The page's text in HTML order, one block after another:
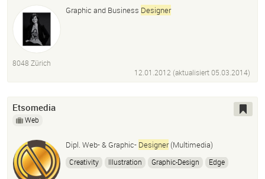
Graphic and Business Designer
8048 Zürich
12.01.2012 (aktualisiert05.03.2014)
Etsomedia
Web
Dipl. Web- & Graphic- Designer(Multimedia)
Creativity Illustration Graphic-Design
Edge